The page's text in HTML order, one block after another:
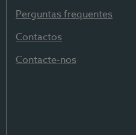
Perguntas frequentes
Contactos
Contacte-nos